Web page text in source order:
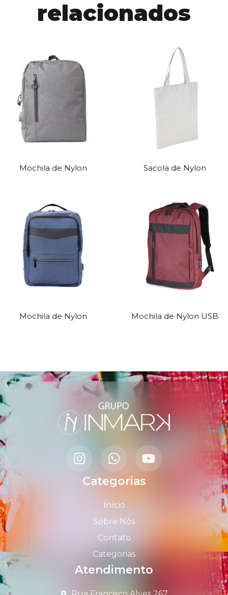
relacionados
Mochila de Nylon Sacola de Nylon
Mochila de Nylon Mochila de Nylon USB
Categorias
Início
Sobre Nós
Contato
Categorias
Atendimento